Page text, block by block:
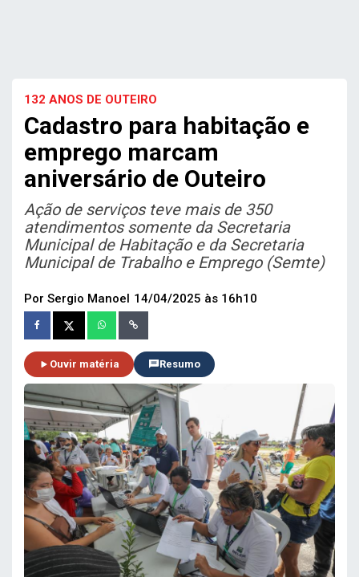
132 ANOS DE OUTEIRO
Cadastro para habitação e
emprego marcam
aniversário de Outeiro
Ação de serviços teve mais de 350
atendimentos somente da Secretaria
Municipal de Habitação e da Secretaria
Municipal de Trabalho e Emprego (Semte)
Por Sergio Manoel 14/04/2025 às 16h10
Ouvir matéria Resumo